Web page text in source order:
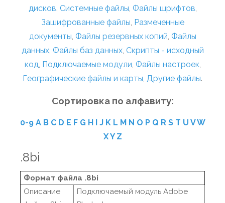
дисков, Системные файлы, Файлы шрифтов,
Зашифрованные файлы, Размеченные
документы, Файлы резервных копий, Файлы
данных, Файлы баз данных, Скрипты - исходный
код, Подключаемые модули, Файлы настроек,
Географические файлы и карты, Другие файлы.
Сортировка по алфавиту:
0-9 A B C D E F G H I J K L M N O P Q R S T U VW
XY Z
.8bi
Формат файла .8bi
Описание
Подключаемый модуль Adobe